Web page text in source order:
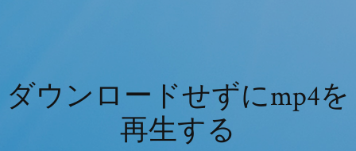
ダウンロードせずにmp4を
再生する